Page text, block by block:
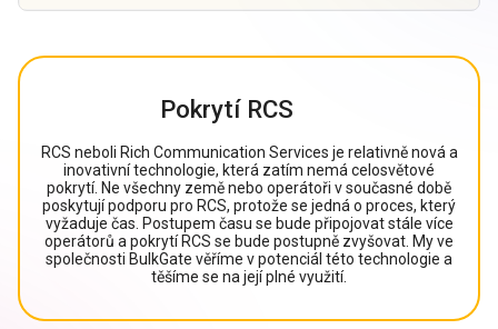
Pokrytí RCS
RCS neboli Rich Communication Services je relativně nová a
inovativní technologie, která zatím nemá celosvětové
pokrytí. Ne všechny země nebo operátoři v současné době
poskytují podporu pro RCS, protože se jedná o proces, který
vyžaduje čas. Postupem času se bude připojovat stále více
operátorů a pokrytí RCS se bude postupně zvyšovat. My ve
společnosti BulkGate věříme v potenciál této technologie a
těšíme se na její plné využití.